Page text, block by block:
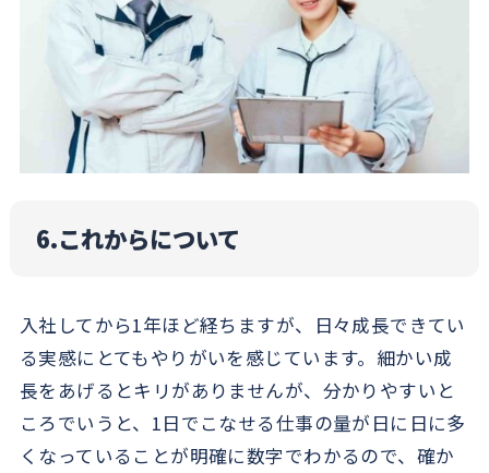
6.これからについて
入社してから1年ほど経ちますが、日々成長できてい
る実感にとてもやりがいを感じています。細かい成
長をあげるとキリがありませんが、分かりやすいと
ころでいうと、1日でこなせる仕事の量が日に日に多
くなっていることが明確に数字でわかるので、確か